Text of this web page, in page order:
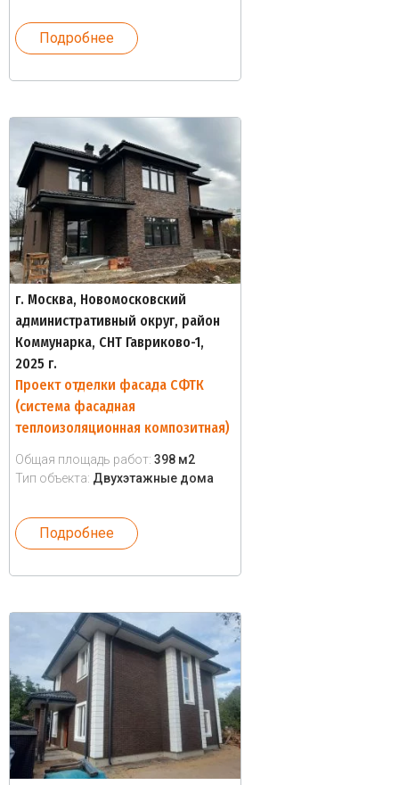
Подробнее
г. Москва, Новомосковский
административный округ, район
Коммунарка, СНТ Гавриково-1,
2025 г.
Проект отделки фасада СФТК
(система фасадная
теплоизоляционная композитная)
Общая площадь работ: 398 м2
Тип объекта: Двухэтажные дома
Подробнее